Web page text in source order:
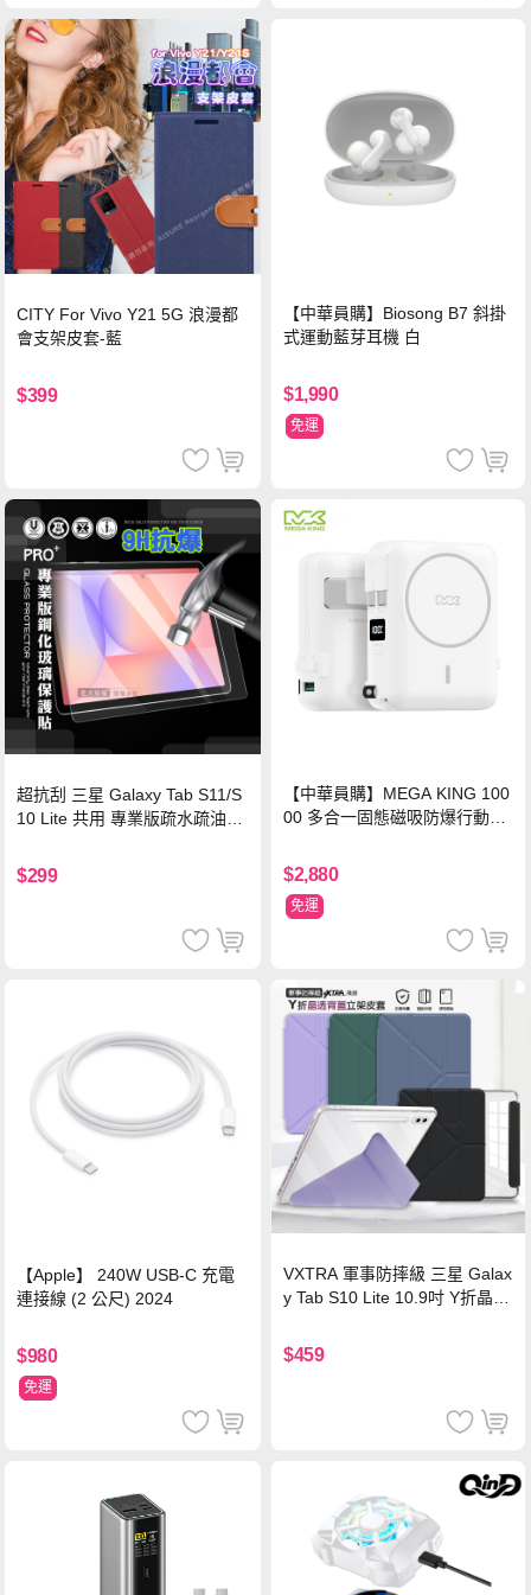
CITY For Vivo Y21 5G 浪漫都
會支架皮套-藍
$399
【中華員購】Biosong B7 斜掛
式運動藍芽耳機 白
$1,990
免運
超抗刮 三星 Galaxy Tab S11/S
10 Lite 共用 專業版疏水疏油9H
$299
【中華員購】MEGA KING 100
00 多合一固態磁吸防爆行動電
$2,880
免運
【Apple】 240W USB-C 充電
連接線 (2 公尺) 2024
$980
免運
VXTRA 軍事防摔級 三星 Galax
y Tab S10 Lite 10.9吋 Y折晶透
$459